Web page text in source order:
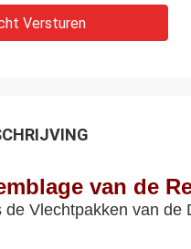
Versturen
van de
de Vlechtpakken van de